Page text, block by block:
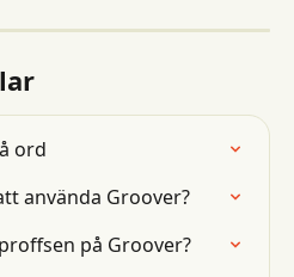
ord
använda Groover?
på Groover?